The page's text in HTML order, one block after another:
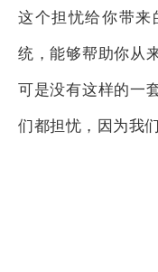
这个担忧给你带来
统，能够帮助你从
可是没有这样的一
们都担忧，因为我